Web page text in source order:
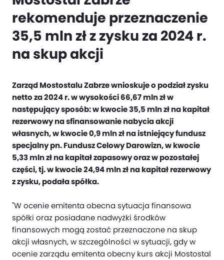
rekomenduje przeznaczenie
35,5 mln zł z zysku za 2024 r.
na skup akcji
Zarząd Mostostalu Zabrze wnioskuje o podział zysku
netto za 2024 r. w wysokości 66,67 mln zł w
następujący sposób: w kwocie 35,5 mln zł na kapitał
rezerwowy na sfinansowanie nabycia akcji
własnych, w kwocie 0,9 mln zł na istniejący fundusz
specjalny pn. Fundusz Celowy Darowizn, w kwocie
5,33 mln zł na kapitał zapasowy oraz w pozostałej
części, tj. w kwocie 24,94 mln zł na kapitał rezerwowy
z zysku, podała spółka.
"W ocenie emitenta obecna sytuacja finansowa
spółki oraz posiadane nadwyżki środków
finansowych mogą zostać przeznaczone na skup
akcji własnych, w szczególności w sytuacji, gdy w
ocenie zarządu emitenta obecny kurs akcji Mostostal